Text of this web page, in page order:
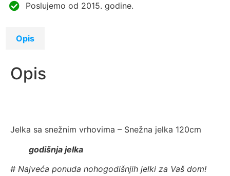
Poslujemo od 2015. godine.
Opis
Opis
Jelka sa snežnim vrhovima – Snežna jelka 120cm
godišnja jelka
# Najveća ponuda nohogodišnjih jelki za Vaš dom!